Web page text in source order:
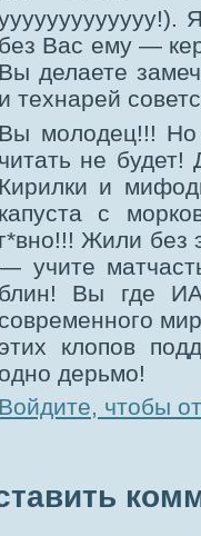
без Вас ему —
Вы делаете
и технарей
Вы молодец!!!
читать не
Кирилки и
капуста с
г*вно!!! Жили без
учите
блин! Вы где
современного
клопов
одно дерьмо!
Войдите, чтобы